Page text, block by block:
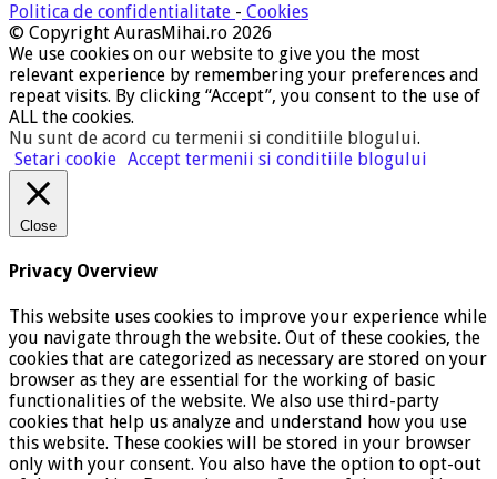
Politica de confidentialitate - Cookies
© Copyright AurasMihai.ro 2026
We use cookies on our website to give you the most
relevant experience by remembering your preferences and
repeat visits. By clicking “Accept”, you consent to the use of
ALL the cookies.
Nu sunt de acord cu termenii si conditiile blogului.
Setari cookie Accept termenii si conditiile blogului
Close
Privacy Overview
This website uses cookies to improve your experience while
you navigate through the website. Out of these cookies, the
cookies that are categorized as necessary are stored on your
browser as they are essential for the working of basic
functionalities of the website. We also use third-party
cookies that help us analyze and understand how you use
this website. These cookies will be stored in your browser
only with your consent. You also have the option to opt-out